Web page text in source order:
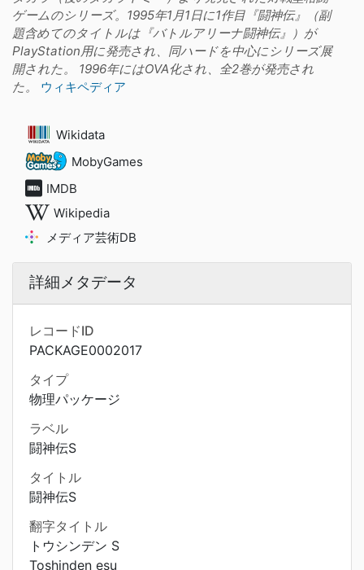
ゲームのシリーズ。1995年1月1日に1作目『闘神伝』（副
題含めてのタイトルは『バトルアリーナ闘神伝』）が
PlayStation用に発売され、同ハードを中心にシリーズ展
開された。 1996年にはOVA化され、全2巻が発売され
た。
ウィキペディア
Wikidata
MobyGames
IMDB
Wikipedia
メディア芸術DB
詳細メタデータ
レコードID
PACKAGE0002017
タイプ
物理パッケージ
ラベル
闘神伝S
タイトル
闘神伝S
翻字タイトル
トウシンデン S
Toshinden esu